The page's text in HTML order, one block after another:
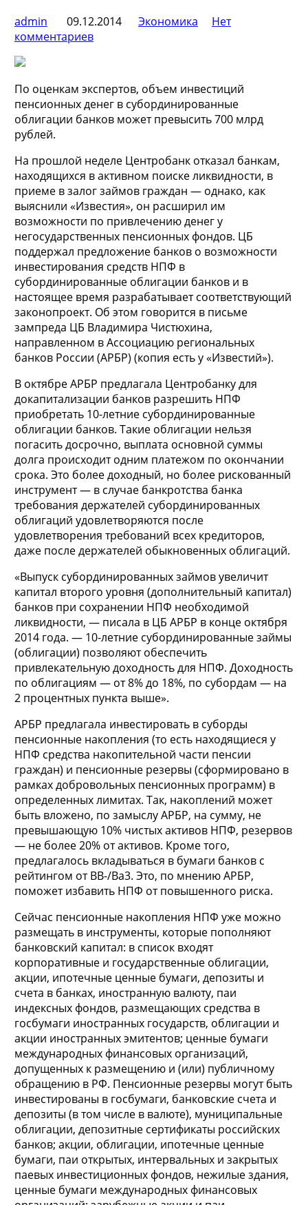
admin
09.12.2014 Экономика
Нет
комментариев
По оценкам экспертов, объем инвестиций
пенсионных денег в субординированные
облигации банков может превысить 700 млрд
рублей.
На прошлой неделе Центробанк отказал банкам,
находящихся в активном поиске ликвидности, в
приеме в залог займов граждан — однако, как
выяснили «Известия», он расширил им
возможности по привлечению денег у
негосударственных пенсионных фондов. ЦБ
поддержал предложение банков о возможности
инвестирования средств НПФ в
субординированные облигации банков и в
настоящее время разрабатывает соответствующий
законопроект. Об этом говорится в письме
зампреда ЦБ Владимира Чистюхина,
направленном в Ассоциацию региональных
банков России (АРБР) (копия есть у «Известий»).
В октябре АРБР предлагала Центробанку для
докапитализации банков разрешить НПФ
приобретать 10-летние субординированные
облигации банков. Такие облигации нельзя
погасить досрочно, выплата основной суммы
долга происходит одним платежом по окончании
срока. Это более доходный, но более рискованный
инструмент — в случае банкротства банка
требования держателей субординированных
облигаций удовлетворяются после
удовлетворения требований всех кредиторов,
даже после держателей обыкновенных облигаций.
«Выпуск субординированных займов увеличит
капитал второго уровня (дополнительный капитал)
банков при сохранении НПФ необходимой
ликвидности, — писала в ЦБ АРБР в конце октября
2014 года. — 10-летние субординированные займы
(облигации) позволяют обеспечить
привлекательную доходность для НПФ. Доходность
по облигациям — от 8% до 18%, по субордам — на
2 процентных пункта выше».
АРБР предлагала инвестировать в суборды
пенсионные накопления (то есть находящиеся у
НПФ средства накопительной части пенсии
граждан) и пенсионные резервы (сформировано в
рамках добровольных пенсионных программ) в
определенных лимитах. Так, накоплений может
быть вложено, по замыслу АРБР, на сумму, не
превышающую 10% чистых активов НПФ, резервов
— не более 20% от активов. Кроме того,
предлагалось вкладываться в бумаги банков с
рейтингом от ВВ-/Ва3. Это, по мнению АРБР,
поможет избавить НПФ от повышенного риска.
Сейчас пенсионные накопления НПФ уже можно
размещать в инструменты, которые пополняют
банковский капитал: в список входят
корпоративные и государственные облигации,
акции, ипотечные ценные бумаги, депозиты и
счета в банках, иностранную валюту, паи
индексных фондов, размещающих средства в
госбумаги иностранных государств, облигации и
акции иностранных эмитентов; ценные бумаги
международных финансовых организаций,
допущенных к размещению и (или) публичному
обращению в РФ. Пенсионные резервы могут быть
инвестированы в госбумаги, банковские счета и
депозиты (в том числе в валюте), муниципальные
облигации, депозитные сертификаты российских
банков; акции, облигации, ипотечные ценные
бумаги, паи открытых, интервальных и закрытых
паевых инвестиционных фондов, нежилые здания,
ценные бумаги международных финансовых